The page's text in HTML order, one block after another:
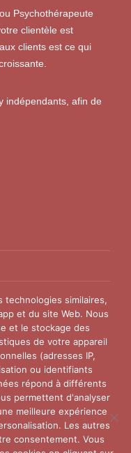
Psychothérapeute
clientèle est
clients est ce qui
indépendants, afin de
technologies similaires,
et du site Web. Nous
et le stockage des
de votre appareil
(adresses IP,
ou identifiants
répond à différents
permettent d'analyser
meilleure expérience
Les autres
consentement. Vous